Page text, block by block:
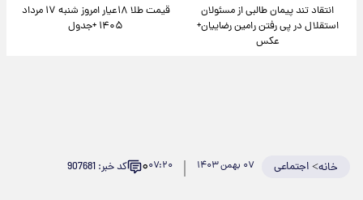
انتقاد تند پیمان طالبی از مسئولان
استقلال در پی رفتن رامین رضاییان+
عکس
قیمت طلا ۱۸عیار امروز شنبه ۱۷ مرداد
۱۴۰۵ +جدول
خانه>اجتماعی ۰۷ بهمن ۱۴۰۳ ۰۷:۲۰۰ کد خبر: 907681